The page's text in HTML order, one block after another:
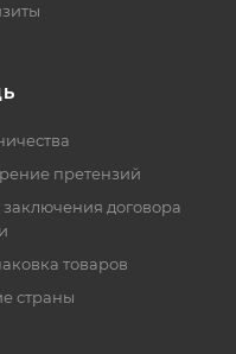
претензий
договора
товаров
страны